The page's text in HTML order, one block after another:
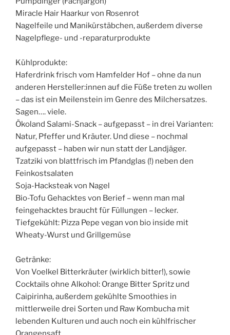
Miracle Hair Haarkur von Rosenrot
Nagelfeile und Manikürstäbchen, außerdem diverse
Nagelpflege- und -reparaturprodukte
Kühlprodukte:
Haferdrink frisch vom Hamfelder Hof – ohne da nun
anderen Hersteller:innen auf die Füße treten zu wollen
– das ist ein Meilenstein im Genre des Milchersatzes.
Sagen…. viele.
Ökoland Salami-Snack – aufgepasst – in drei Varianten:
Natur, Pfeffer und Kräuter. Und diese – nochmal
aufgepasst – haben wir nun statt der Landjäger.
Tzatziki von blattfrisch im Pfandglas (!) neben den
Feinkostsalaten
Soja-Hacksteak von Nagel
Bio-Tofu Gehacktes von Berief – wenn man mal
feingehacktes braucht für Füllungen – lecker.
Tiefgekühlt: Pizza Pepe vegan von bio inside mit
Wheaty-Wurst und Grillgemüse
Getränke:
Von Voelkel Bitterkräuter (wirklich bitter!), sowie
Cocktails ohne Alkohol: Orange Bitter Spritz und
Caipirinha, außerdem gekühlte Smoothies in
mittlerweile drei Sorten und Raw Kombucha mit
lebenden Kulturen und auch noch ein kühlfrischer